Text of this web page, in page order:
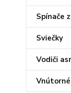
Spínače
Sviečky
Vodiči asr